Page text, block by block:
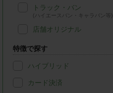
トラック・バン
(ハイエースバン・キャラバン等)
店舗オリジナル
特徴で探す
ハイブリッド
カード決済